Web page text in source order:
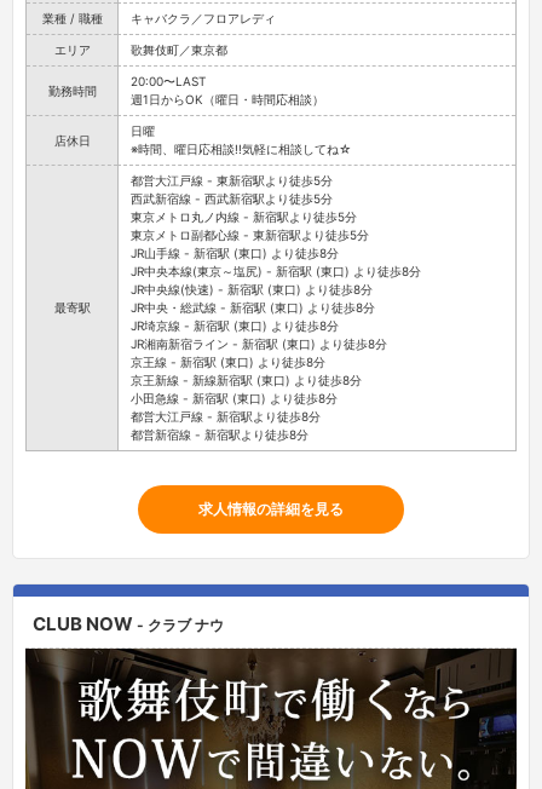
業種 / 職種 キャバクラ／フロアレディ
エリア 歌舞伎町／東京都
勤務時間
20:00〜LAST
週1日からOK（曜日・時間応相談）
店休日
日曜
※時間、曜日応相談!!気軽に相談してね☆
最寄駅
都営大江戸線 - 東新宿駅より徒歩5分
西武新宿線 - 西武新宿駅より徒歩5分
東京メトロ丸ノ内線 - 新宿駅より徒歩5分
東京メトロ副都心線 - 東新宿駅より徒歩5分
JR山手線 - 新宿駅 (東口) より徒歩8分
JR中央本線(東京～塩尻) - 新宿駅 (東口) より徒歩8分
JR中央線(快速) - 新宿駅 (東口) より徒歩8分
JR中央・総武線 - 新宿駅 (東口) より徒歩8分
JR埼京線 - 新宿駅 (東口) より徒歩8分
JR湘南新宿ライン - 新宿駅 (東口) より徒歩8分
京王線 - 新宿駅 (東口) より徒歩8分
京王新線 - 新線新宿駅 (東口) より徒歩8分
小田急線 - 新宿駅 (東口) より徒歩8分
都営大江戸線 - 新宿駅より徒歩8分
都営新宿線 - 新宿駅より徒歩8分
求人情報の詳細を見る
CLUB NOW - クラブ ナウ